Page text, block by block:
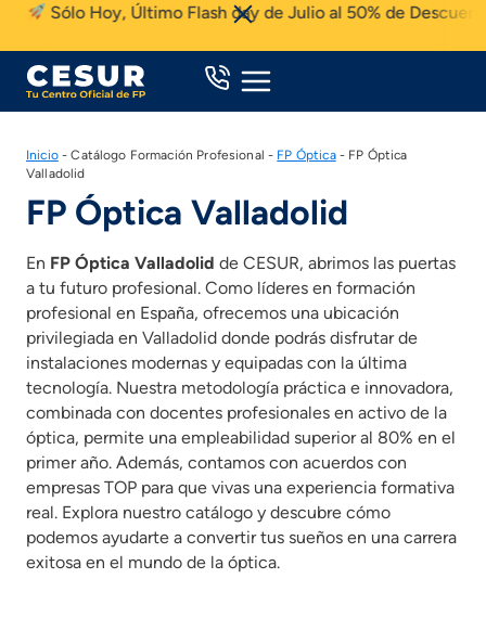
Skip
content
Sólo Hoy, Último Flash day de Julio al 50% de Descuento
Inicio-Catálogo Formación Profesional - FP Óptica- FP Óptica
Valladolid
FP Óptica Valladolid
En FP Óptica Valladolid de CESUR, abrimos las puertas
a tu futuro profesional. Como líderes en formación
profesional en España, ofrecemos una ubicación
privilegiada en Valladolid donde podrás disfrutar de
instalaciones modernas y equipadas con la última
tecnología. Nuestra metodología práctica e innovadora,
combinada con docentes profesionales en activo de la
óptica, permite una empleabilidad superior al 80% en el
primer año. Además, contamos con acuerdos con
empresas TOP para que vivas una experiencia formativa
real. Explora nuestro catálogo y descubre cómo
podemos ayudarte a convertir tus sueños en una carrera
exitosa en el mundo de la óptica.